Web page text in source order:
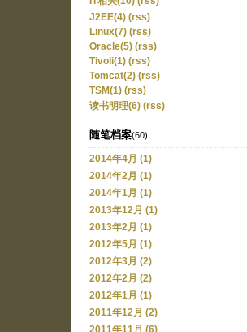
J2EE(4) (rss)
Linux(7) (rss)
Oracle(5) (rss)
Tivoli(1) (rss)
Tomcat(2) (rss)
TSM(1) (rss)
读书明理(6) (rss)
随笔档案(60)
2014年4月 (1)
2014年2月 (1)
2014年1月 (1)
2013年12月 (1)
2013年2月 (1)
2012年5月 (1)
2012年3月 (2)
2012年2月 (2)
2012年1月 (1)
2011年12月 (2)
2011年11月 (6)